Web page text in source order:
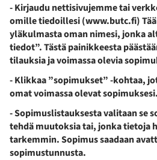
- Kirjaudu nettisivujemme tai
omille tiedoillesi (www.butc.fi)
yläkulmasta oman nimesi, jonka
tiedot”. Tästä painikkeesta
tilauksia ja voimassa olevia
- Klikkaa ”sopimukset” -kohtaa,
omat voimassa olevat sopimuksesi.
- Sopimuslistauksesta valitaan se
tehdä muutoksia tai, jonka tietoja
tarkemmin. Sopimus saadaan
sopimustunnusta.